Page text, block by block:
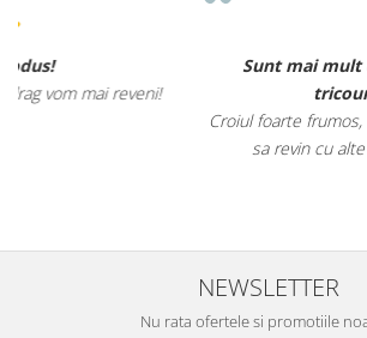
Sunt mai mult decat incantata de
tricourilor sunt foarte
Croiul foarte frumos, am ramas placut
sa revin cu alte comenzi si sa incerc
NEWSLETTER
Nu rata ofertele si promotiile